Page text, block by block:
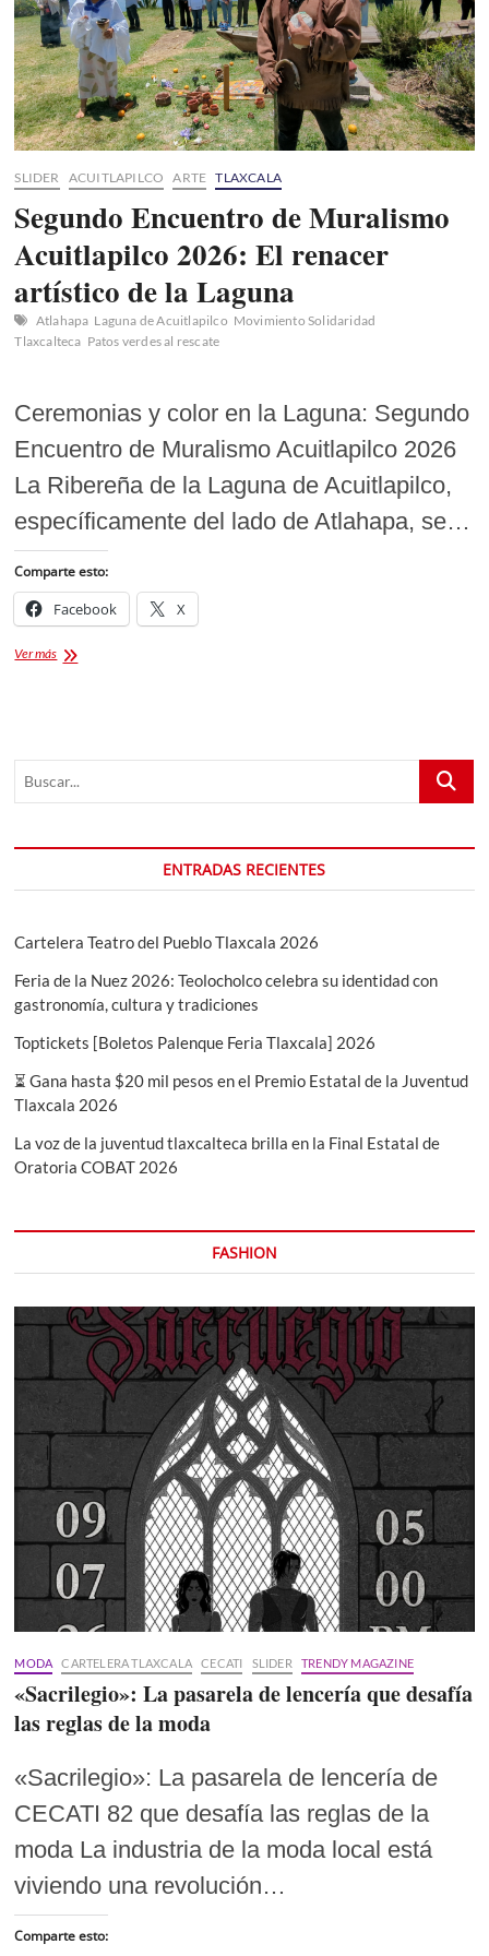
SLIDER ACUITLAPILCO ARTE TLAXCALA
Segundo Encuentro de Muralismo
Acuitlapilco 2026: El renacer
artístico de la Laguna
Atlahapa Laguna de Acuitlapilco Movimiento Solidaridad
Tlaxcalteca Patos verdes al rescate
Ceremonias y color en la Laguna: Segundo
Encuentro de Muralismo Acuitlapilco 2026
La Ribereña de la Laguna de Acuitlapilco,
específicamente del lado de Atlahapa, se…
Comparte esto:
Facebook X
Ver másSegundo
renacer
artístico
la
Buscar...
ENTRADAS RECIENTES
Cartelera Teatro del Pueblo Tlaxcala 2026
Feria de la Nuez 2026: Teolocholco celebra su identidad con
gastronomía, cultura y tradiciones
Toptickets [Boletos Palenque Feria Tlaxcala] 2026
⏳ Gana hasta $20 mil pesos en el Premio Estatal de la Juventud
Tlaxcala 2026
La voz de la juventud tlaxcalteca brilla en la Final Estatal de
Oratoria COBAT 2026
FASHION
MODA CARTELERA TLAXCALA CECATI SLIDER TRENDY MAGAZINE
«Sacrilegio»: La pasarela de lencería que desafía
las reglas de la moda
«Sacrilegio»: La pasarela de lencería de
CECATI 82 que desafía las reglas de la
moda La industria de la moda local está
viviendo una revolución…
Comparte esto: